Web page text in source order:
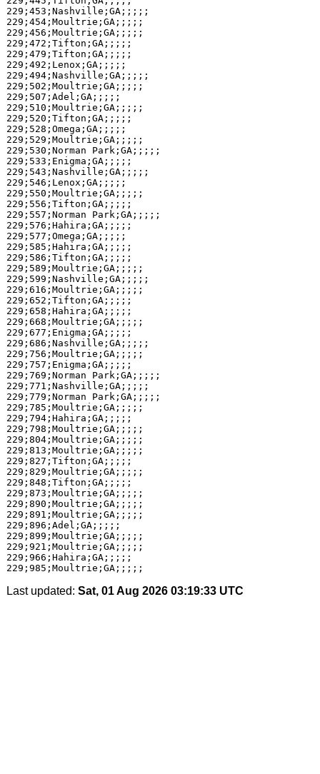
229;453;Nashville;GA;;;;;
229;454;Moultrie;GA;;;;;
229;456;Moultrie;GA;;;;;
229;472;Tifton;GA;;;;;
229;479;Tifton;GA;;;;;
229;492;Lenox;GA;;;;;
229;494;Nashville;GA;;;;;
229;502;Moultrie;GA;;;;;
229;507;Adel;GA;;;;;
229;510;Moultrie;GA;;;;;
229;520;Tifton;GA;;;;;
229;528;Omega;GA;;;;;
229;529;Moultrie;GA;;;;;
229;530;Norman Park;GA;;;;;
229;533;Enigma;GA;;;;;
229;543;Nashville;GA;;;;;
229;546;Lenox;GA;;;;;
229;550;Moultrie;GA;;;;;
229;556;Tifton;GA;;;;;
229;557;Norman Park;GA;;;;;
229;576;Hahira;GA;;;;;
229;577;Omega;GA;;;;;
229;585;Hahira;GA;;;;;
229;586;Tifton;GA;;;;;
229;589;Moultrie;GA;;;;;
229;599;Nashville;GA;;;;;
229;616;Moultrie;GA;;;;;
229;652;Tifton;GA;;;;;
229;658;Hahira;GA;;;;;
229;668;Moultrie;GA;;;;;
229;677;Enigma;GA;;;;;
229;686;Nashville;GA;;;;;
229;756;Moultrie;GA;;;;;
229;757;Enigma;GA;;;;;
229;769;Norman Park;GA;;;;;
229;771;Nashville;GA;;;;;
229;779;Norman Park;GA;;;;;
229;785;Moultrie;GA;;;;;
229;794;Hahira;GA;;;;;
229;798;Moultrie;GA;;;;;
229;804;Moultrie;GA;;;;;
229;813;Moultrie;GA;;;;;
229;827;Tifton;GA;;;;;
229;829;Moultrie;GA;;;;;
229;848;Tifton;GA;;;;;
229;873;Moultrie;GA;;;;;
229;890;Moultrie;GA;;;;;
229;891;Moultrie;GA;;;;;
229;896;Adel;GA;;;;;
229;899;Moultrie;GA;;;;;
229;921;Moultrie;GA;;;;;
229;966;Hahira;GA;;;;;
Last updated: Sat, 01 Aug 2026 03:19:33 UTC